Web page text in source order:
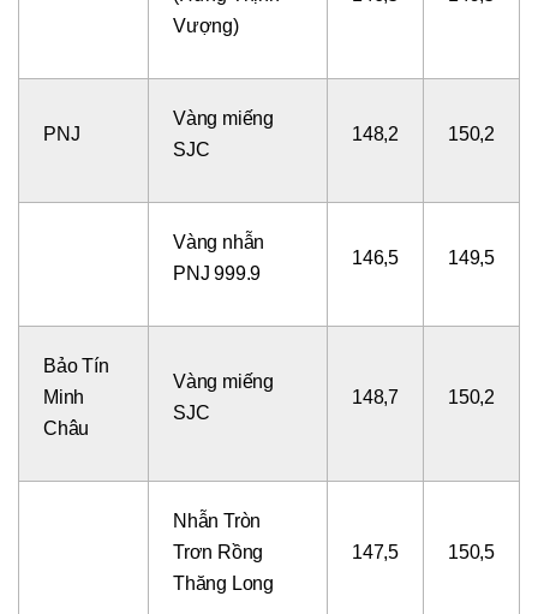
Vượng)
PNJ
Vàng miếng
SJC
148,2 150,2
Vàng nhẫn
PNJ 999.9
146,5 149,5
Bảo Tín
Minh
Châu
Vàng miếng
SJC
148,7 150,2
Nhẫn Tròn
Trơn Rồng
Thăng Long
147,5 150,5